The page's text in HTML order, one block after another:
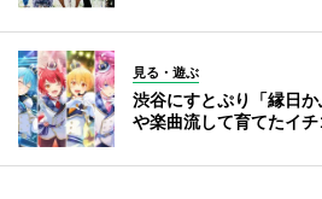
見る・遊ぶ
渋谷にすとぷり「縁日
や楽曲流して育てたイチ